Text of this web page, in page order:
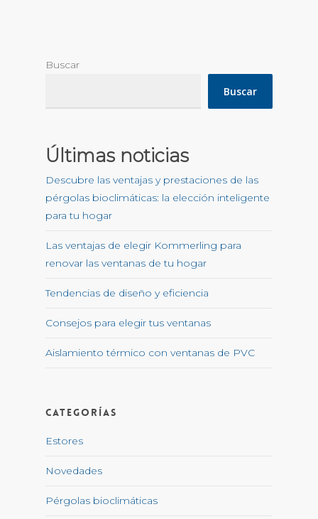
Buscar
Buscar
Últimas noticias
Descubre las ventajas y prestaciones de las
pérgolas bioclimáticas: la elección inteligente
para tu hogar
Las ventajas de elegir Kommerling para
renovar las ventanas de tu hogar
Tendencias de diseño y eficiencia
Consejos para elegir tus ventanas
Aislamiento térmico con ventanas de PVC
Categorías
Estores
Novedades
Pérgolas bioclimáticas